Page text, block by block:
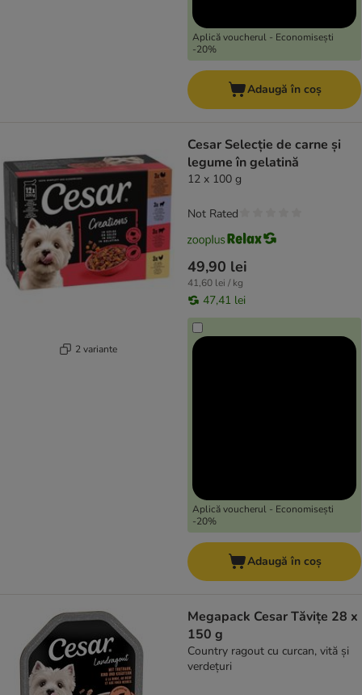
Aplică voucherul - Economisești
-20%
Adaugă în coș
2 variante
Cesar Selecție de carne și
legume în gelatină
12 x 100 g
49,90 lei
41,60 lei / kg
47,41 lei
Aplică voucherul - Economisești
-20%
Not Rated
Adaugă în coș
Megapack Cesar Tăvițe 28 x
150 g
Country ragout cu curcan, vită și
verdețuri